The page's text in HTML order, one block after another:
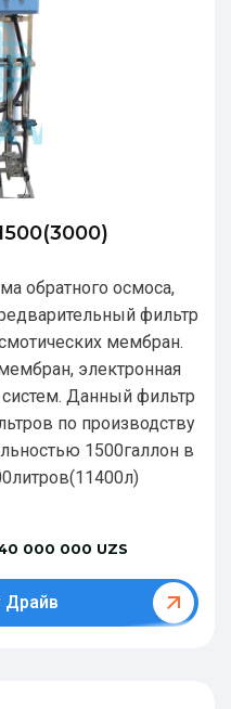
обратного осмоса,
фильтр
мембран.
электронная
Данный фильтр
по производству
1500галлон в
000 000 UZS
Драйв